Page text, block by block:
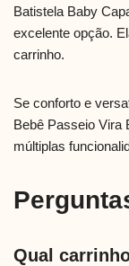
Batistela Baby
excelente opção.
carrinho.
Se conforto e
Bebê Passeio Vira
múltiplas
Qual